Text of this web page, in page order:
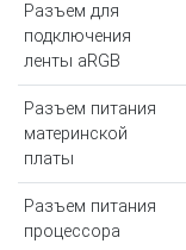
Разъем для
подключения
ленты aRGB
Разъем питания
материнской
платы
Разъем питания
процессора